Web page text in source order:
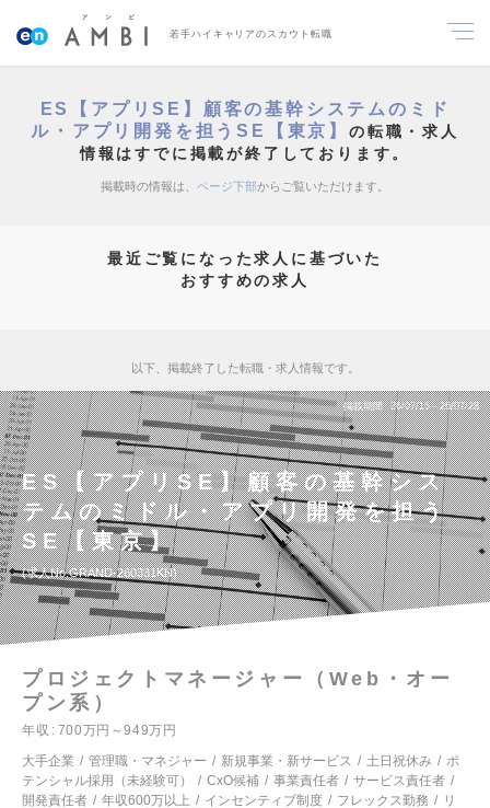
若手ハイキャリアのスカウト転職
ES【アプリSE】顧客の基幹システムのミド
ル・アプリ開発を担うSE【東京】 の転職・求人
情報はすでに掲載が終了しております。
掲載時の情報は、 ページ下部からご覧いただけます。
最近ご覧になった求人に基づいた
おすすめの求人
以下、掲載終了した転職・求人情報です。
掲載期間 26/07/15～26/07/28
ES【アプリSE】顧客の基幹シス
テムのミドル・アプリ開発を担う
SE【東京】
求人No.GRAND-260331KN
プロジェクトマネージャー（Web・オー
プン系）
年収
700万円～949万円
大手企業
管理職・マネジャー 新規事業・新サービス 土日祝休み
ポ
テンシャル採用（未経験可）
CxO候補 事業責任者
サービス責任者
開発責任者
年収600万以上 インセンティブ制度 フレックス勤務
リ